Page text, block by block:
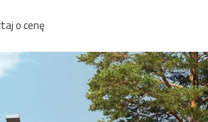
wielokondygnacyjny
GARAŻE:
bez garażu 1-
o cenę